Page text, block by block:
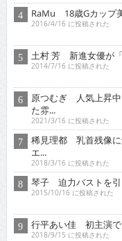
RaMu 18歳Gカップ
2016/4/16 に投稿された
土村 芳 新進女優が
2014/7/16 に投稿された
原つむぎ 人気上昇中
た雰...
2021/3/16 に投稿された
稀見理都 乳首残像
エ...
2018/3/16 に投稿された
琴子 迫力バストを引
2015/10/16 に投稿された
行平あい佳 初主演
2018/9/15 に投稿された